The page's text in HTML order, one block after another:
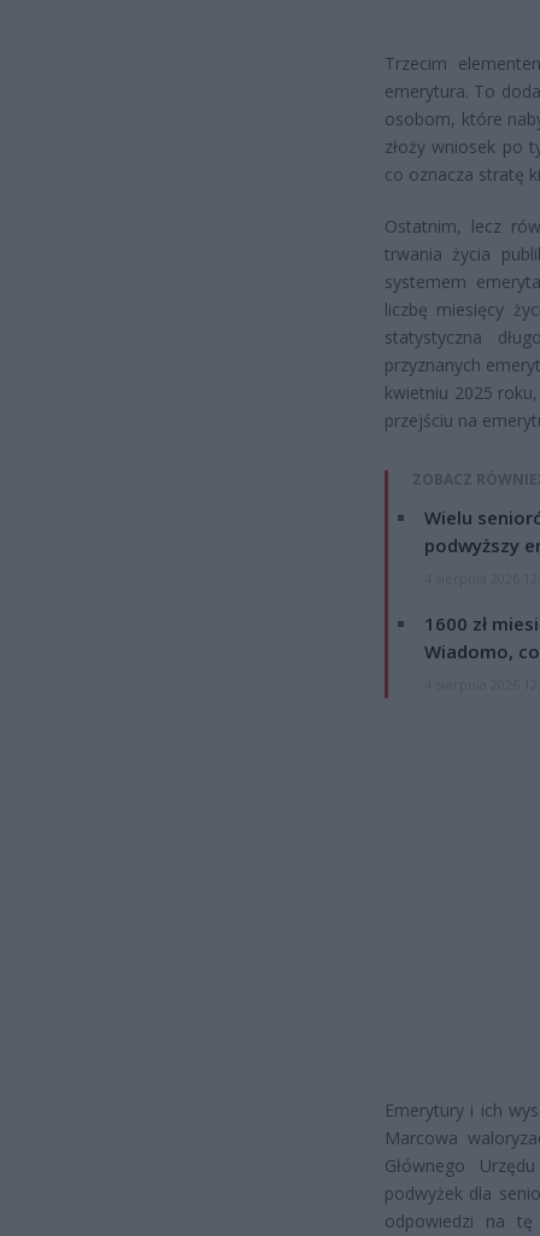
Trzecim
emerytura. To
osobom, które
złoży wniosek po
co oznacza stratę
Ostatnim, lecz
trwania życia
systemem
liczbę miesięcy
statystyczna
przyznanych
kwietniu 2025
przejściu na
ZOBACZ
Wielu
podwyższy
1600 zł
Wiadomo,
Emerytury i ich
Marcowa
Głównego
podwyżek dla
odpowiedzi na tę